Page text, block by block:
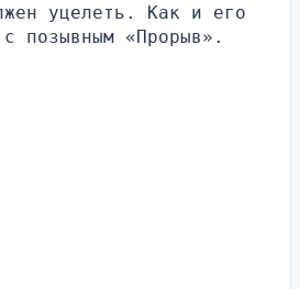
уцелеть. Как и его
с позывным «Прорыв».